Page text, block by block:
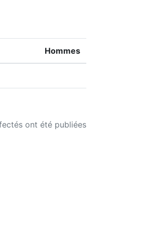
ont été publiées
Hommes